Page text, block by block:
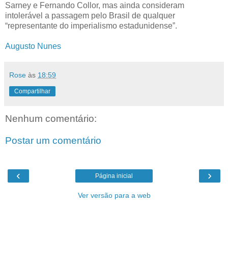
Sarney e Fernando Collor, mas ainda consideram
intolerável a passagem pelo Brasil de qualquer
“representante do imperialismo estadunidense”.
Augusto Nunes
Rose às 18:59
Compartilhar
Nenhum comentário:
Postar um comentário
‹ ›
Página inicial
Ver versão para a web